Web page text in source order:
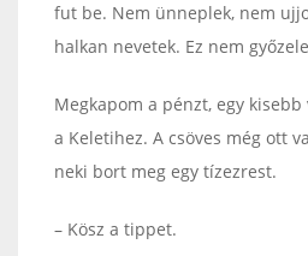
fut be. Nem ünneplek, nem
halkan nevetek. Ez nem
Megkapom a pénzt, egy kisebb
a Keletihez. A csöves még ott
neki bort meg egy tízezrest.
– Kösz a tippet.